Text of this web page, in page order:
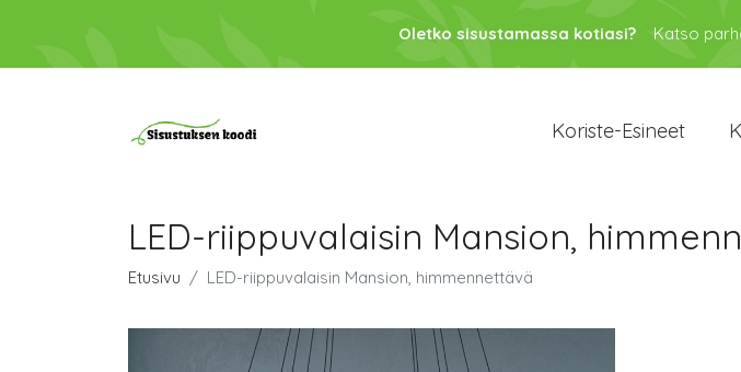
Oletko sisustamassa kotiasi? Katso
Koriste-Esineet
LED-riippuvalaisin Mansion,
Etusivu LED-riippuvalaisin Mansion, himmennettävä